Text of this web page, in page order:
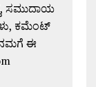
ಸಮುದಾಯ
ಕಮೆಂಟ್
ನಮಗೆ ಈ